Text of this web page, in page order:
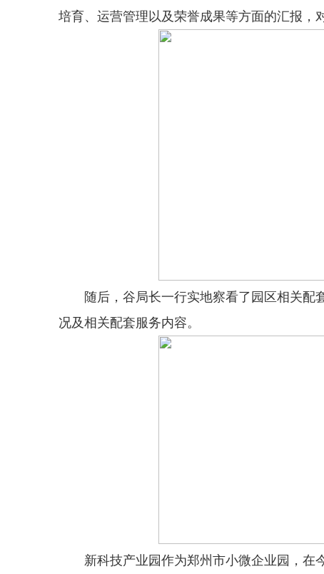
培育、运营管理以及荣誉成果等方面的汇报，
随后，谷局长一行实地察看了园区相关配
况及相关配套服务内容。
新科技产业园作为郑州市小微企业园，在